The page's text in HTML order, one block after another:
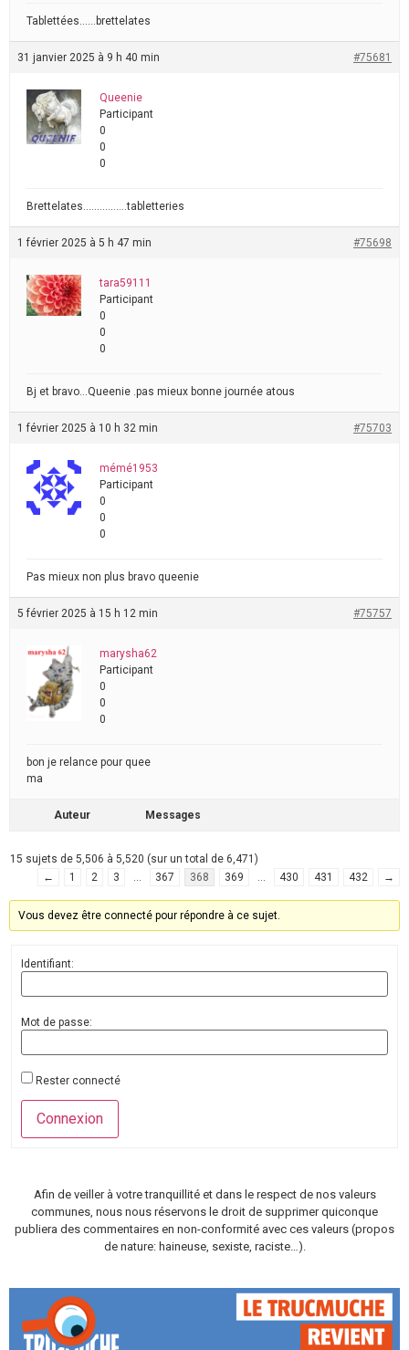
Tablettées……brettelates
31 janvier 2025 à 9 h 40 min #75681
Queenie
Participant
0
0
0
Brettelates…………….tabletteries
1 février 2025 à 5 h 47 min #75698
tara59111
Participant
0
0
0
Bj et bravo…Queenie .pas mieux bonne journée atous
1 février 2025 à 10 h 32 min #75703
mémé1953
Participant
0
0
0
Pas mieux non plus bravo queenie
5 février 2025 à 15 h 12 min #75757
marysha62
Participant
0
0
0
bon je relance pour quee
ma
Auteur Messages
15 sujets de 5,506 à 5,520 (sur un total de 6,471)
←
1 2 3 … 367 368 369 … 430 431 432 →
Vous devez être connecté pour répondre à ce sujet.
Identifiant:
Mot de passe:
Rester connecté
Connexion
Afin de veiller à votre tranquillité et dans le respect de nos valeurs
communes, nous nous réservons le droit de supprimer quiconque
publiera des commentaires en non-conformité avec ces valeurs (propos
de nature: haineuse, sexiste, raciste…).